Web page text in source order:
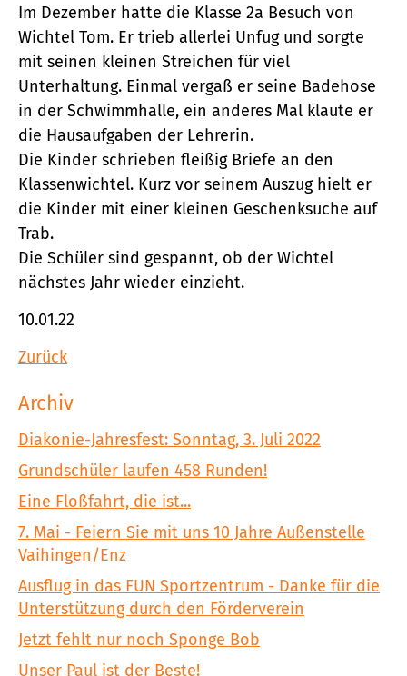
Im Dezember hatte die Klasse 2a Besuch von
Wichtel Tom. Er trieb allerlei Unfug und sorgte
mit seinen kleinen Streichen für viel
Unterhaltung. Einmal vergaß er seine Badehose
in der Schwimmhalle, ein anderes Mal klaute er
die Hausaufgaben der Lehrerin.
Die Kinder schrieben fleißig Briefe an den
Klassenwichtel. Kurz vor seinem Auszug hielt er
die Kinder mit einer kleinen Geschenksuche auf
Trab.
Die Schüler sind gespannt, ob der Wichtel
nächstes Jahr wieder einzieht.
10.01.22
Zurück
Archiv
Diakonie-Jahresfest: Sonntag, 3. Juli 2022
Grundschüler laufen 458 Runden!
Eine Floßfahrt, die ist...
7. Mai - Feiern Sie mit uns 10 Jahre Außenstelle
Vaihingen/Enz
Ausflug in das FUN Sportzentrum - Danke für die
Unterstützung durch den Förderverein
Jetzt fehlt nur noch Sponge Bob
Unser Paul ist der Beste!